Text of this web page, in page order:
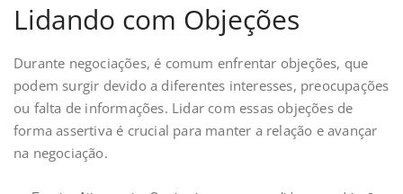
Lidando com Objeções
Durante negociações, é comum enfrentar objeções, que
podem surgir devido a diferentes interesses, preocupações
ou falta de informações. Lidar com essas objeções de
forma assertiva é crucial para manter a relação e avançar
na negociação.